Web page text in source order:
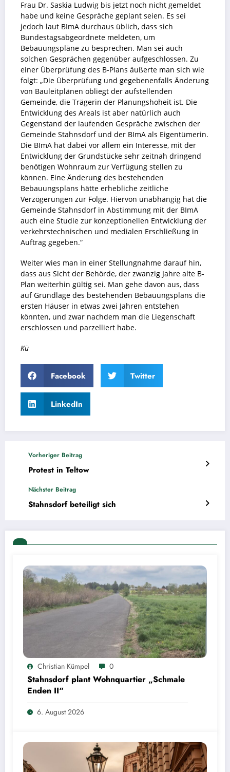
Frau Dr. Saskia Ludwig bis jetzt noch nicht gemeldet
habe und keine Gespräche geplant seien. Es sei
jedoch laut BImA durchaus üblich, dass sich
Bundestagsabgeordnete meldeten, um
Bebauungspläne zu besprechen. Man sei auch
solchen Gesprächen gegenüber aufgeschlossen. Zu
einer Überprüfung des B-Plans äußerte man sich wie
folgt: „Die Überprüfung und gegebenenfalls Änderung
von Bauleitplänen obliegt der aufstellenden
Gemeinde, die Trägerin der Planungshoheit ist. Die
Entwicklung des Areals ist aber natürlich auch
Gegenstand der laufenden Gespräche zwischen der
Gemeinde Stahnsdorf und der BImA als Eigentümerin.
Die BImA hat dabei vor allem ein Interesse, mit der
Entwicklung der Grundstücke sehr zeitnah dringend
benötigen Wohnraum zur Verfügung stellen zu
können. Eine Änderung des bestehenden
Bebauungsplans hätte erhebliche zeitliche
Verzögerungen zur Folge. Hiervon unabhängig hat die
Gemeinde Stahnsdorf in Abstimmung mit der BImA
auch eine Studie zur konzeptionellen Entwicklung der
verkehrstechnischen und medialen Erschließung in
Auftrag gegeben.“
Weiter wies man in einer Stellungnahme darauf hin,
dass aus Sicht der Behörde, der zwanzig Jahre alte B-
Plan weiterhin gültig sei. Man gehe davon aus, dass
auf Grundlage des bestehenden Bebauungsplans die
ersten Häuser in etwas zwei Jahren entstehen
könnten, und zwar nachdem man die Liegenschaft
erschlossen und parzelliert habe.
Kü
Facebook Twitter
LinkedIn
Vorheriger Beitrag
Protest in Teltow
Nächster Beitrag
Stahnsdorf beteiligt sich
Christian Kümpel 0
Stahnsdorf plant Wohnquartier „Schmale
Enden II“
6. August 2026